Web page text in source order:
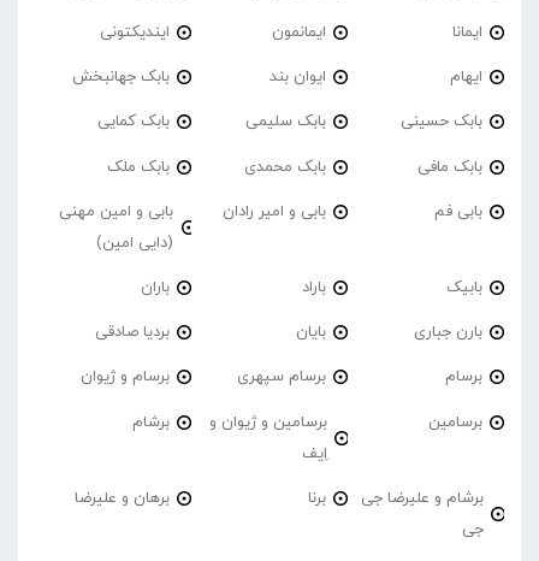
ایمانا ایمانمون ایندیکتونی
ایهام ایوان بند بابک جهانبخش
بابک حسینی بابک سلیمی بابک کمایی
بابک مافی بابک محمدی بابک ملک
بابی فم بابی و امیر رادان
بابی و امین مهنی
(دایی امین)
بابیک باراد باران
بارن جباری بایان بردیا صادقی
برسام برسام سپهری برسام و ژیوان
برسامین
برسامین و ژیوان و
اِیف
برشام
برشام و علیرضا جی
جی
برنا برهان و علیرضا